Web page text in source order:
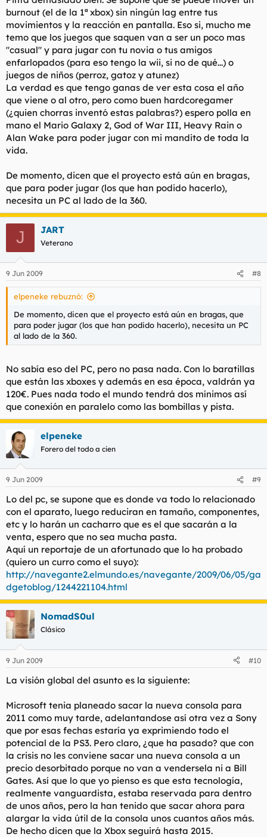
burnout (el de la 1ª xbox) sin ningún lag entre tus
movimientos y la reacción en pantalla. Eso si, mucho me
temo que los juegos que saquen van a ser un poco mas
"casual" y para jugar con tu novia o tus amigos
enfarlopados (para eso tengo la wii, si no de qué...) o
juegos de niños (perroz, gatoz y atunez)
La verdad es que tengo ganas de ver esta cosa el año
que viene o al otro, pero como buen hardcoregamer
(¿quien chorras inventó estas palabras?) espero polla en
mano el Mario Galaxy 2, God of War III, Heavy Rain o
Alan Wake para poder jugar con mi mandito de toda la
vida.
De momento, dicen que el proyecto está aún en bragas,
que para poder jugar (los que han podido hacerlo),
necesita un PC al lado de la 360.
J JART
Veterano
9 Jun 2009 #8
elpeneke rebuznó:
De momento, dicen que el proyecto está aún en bragas, que
para poder jugar (los que han podido hacerlo), necesita un PC
al lado de la 360.
No sabía eso del PC, pero no pasa nada. Con lo baratillas
que están las xboxes y además en esa época, valdrán ya
120€. Pues nada todo el mundo tendrá dos mínimos así
que conexión en paralelo como las bombillas y pista.
elpeneke
Forero del todo a cien
9 Jun 2009 #9
Lo del pc, se supone que es donde va todo lo relacionado
con el aparato, luego reduciran en tamaño, componentes,
etc y lo harán un cacharro que es el que sacarán a la
venta, espero que no sea mucha pasta.
Aquí un reportaje de un afortunado que lo ha probado
(quiero un curro como el suyo):
http://navegante2.elmundo.es/navegante/2009/06/05/ga
dgetoblog/1244221104.html
NomadS0ul
Clásico
9 Jun 2009 #10
La visión global del asunto es la siguiente:
Microsoft tenia planeado sacar la nueva consola para
2011 como muy tarde, adelantandose así otra vez a Sony
que por esas fechas estaría ya exprimiendo todo el
potencial de la PS3. Pero claro, ¿que ha pasado? que con
la crisis no les conviene sacar una nueva consola a un
precio desorbitado porque no van a vendersela ni a Bill
Gates. Así que lo que yo pienso es que esta tecnología,
realmente vanguardista, estaba reservada para dentro
de unos años, pero la han tenido que sacar ahora para
alargar la vida útil de la consola unos cuantos años más.
De hecho dicen que la Xbox seguirá hasta 2015.